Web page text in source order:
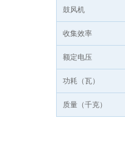
鼓风机
收集效率
额定电压
功耗（瓦）
质量（千克）